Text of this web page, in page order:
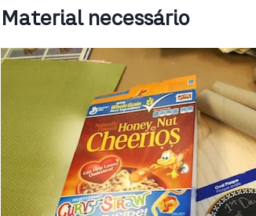
Material necessário